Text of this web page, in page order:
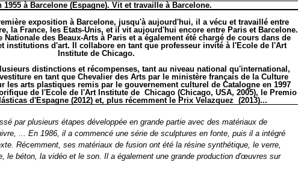
1955 à Barcelone (Espagne). Vit et travaille à Barcelone.
exposition à Barcelone, jusqu'à aujourd'hui, il a vécu et travaillé entre
la France, les Etats-Unis, et il vit aujourd'hui encore entre Paris et Barcelone.
Nationale des Beaux-Arts à Paris et a également été chargé de cours dans de
institutions d'art. Il collabore en tant que professeur invité à l'Ecole de l'Art
Institute de Chicago.
distinctions et récompenses, tant au niveau national qu'international,
en tant que Chevalier des Arts par le ministère français de la Culture
les arts plastiques remis par le gouvernement culturel de Catalogne en 1997
de l'Ecole de l'Art Institute de Chicago (Chicago, USA, 2005), le Premio
d'Espagne (2012) et, plus récemment le Prix Velazquez (2013)...
par plusieurs étapes développée en grande partie avec des matériaux de
... En 1986, il a commencé une série de sculptures en fonte, puis il a intégré
Récemment, ses matériaux de fusion ont été la résine synthétique, le verre,
le béton, la vidéo et le son. Il a également une grande production d'œuvres sur